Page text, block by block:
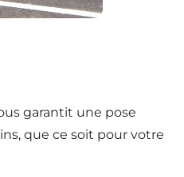
garantit une pose
que ce soit pour votre